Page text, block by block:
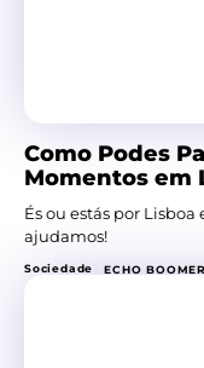
Como Podes
Momentos em
És ou estás por Lisboa
ajudamos!
Sociedade ECHO BOOMER